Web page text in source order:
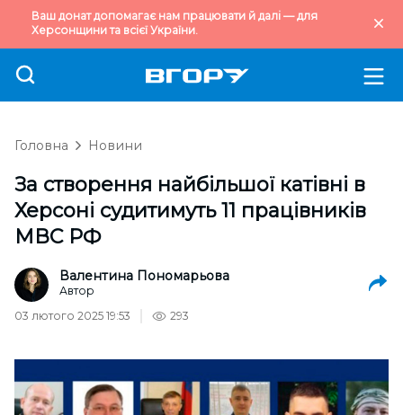
Ваш донат допомагає нам працювати й далі — для
Херсонщини та всієї України.
Головна Новини
За створення найбільшої катівні в
Херсоні судитимуть 11 працівників
МВС РФ
Валентина Пономарьова
Автор
03 лютого 2025 19:53
293